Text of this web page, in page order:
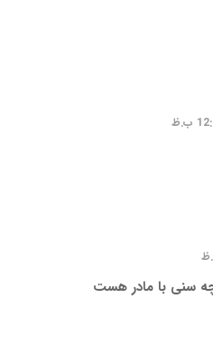
سنی با مادر هست